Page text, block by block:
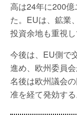
高は24年に200
た。EUは、鉱業
投資余地も重視し
今後は、EU側で
進め、欧州委員
名後は欧州議会
准を経て発効す